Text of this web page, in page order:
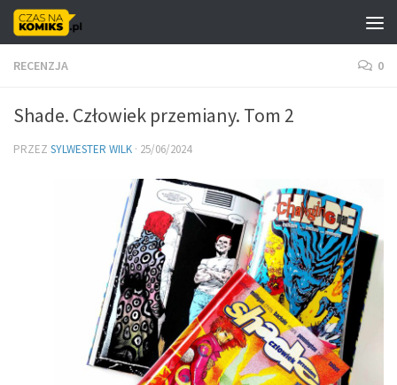
Skip to content
RECENZJA 0
Shade. Człowiek przemiany. Tom 2
PRZEZ SYLWESTER WILK · 25/06/2024